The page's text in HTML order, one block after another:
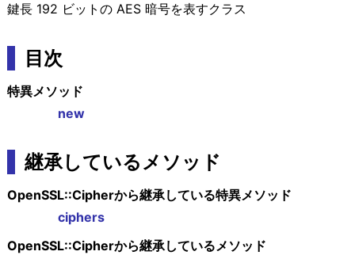
鍵長 192 ビットの AES 暗号を表すクラス
目次
特異メソッド
new
継承しているメソッド
OpenSSL::Cipherから継承している特異メソッド
ciphers
OpenSSL::Cipherから継承しているメソッド